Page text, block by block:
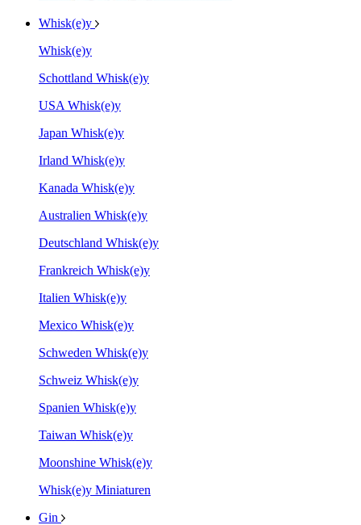
Whisk(e)y
Whisk(e)y
Schottland Whisk(e)y
USA Whisk(e)y
Japan Whisk(e)y
Irland Whisk(e)y
Kanada Whisk(e)y
Australien Whisk(e)y
Deutschland Whisk(e)y
Frankreich Whisk(e)y
Italien Whisk(e)y
Mexico Whisk(e)y
Schweden Whisk(e)y
Schweiz Whisk(e)y
Spanien Whisk(e)y
Taiwan Whisk(e)y
Moonshine Whisk(e)y
Whisk(e)y Miniaturen
Gin